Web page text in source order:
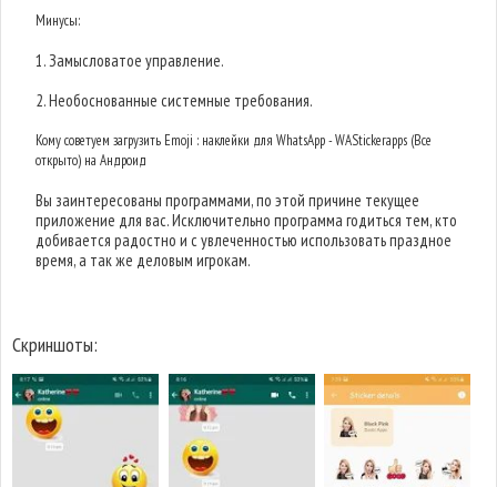
Минусы:
1. Замысловатое управление.
2. Необоснованные системные требования.
Кому советуем загрузить Emoji : наклейки для WhatsApp - WAStickerapps (Все
открыто) на Андроид
Вы заинтересованы программами, по этой причине текущее
приложение для вас. Исключительно программа годиться тем, кто
добивается радостно и с увлеченностью использовать праздное
время, а так же деловым игрокам.
Скриншоты: